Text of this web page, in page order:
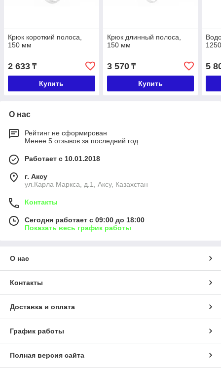
Крюк короткий полоса,
150 мм
2 633 ₸
Купить
Крюк длинный полоса,
150 мм
3 570₸
Купить
5
О нас
Рейтинг не сформирован
Менее 5 отзывов за последний год
Работает с 10.01.2018
г. Аксу
ул.Карла Маркса, д.1, Аксу, Казахстан
Контакты
Сегодня работает с 09:00 до 18:00
Показать весь график работы
О нас
Контакты
Доставка и оплата
График работы
Полная версия сайта